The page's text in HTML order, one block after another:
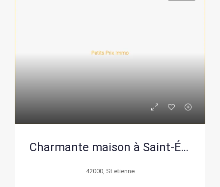
Charmante maison à Saint-Étienne avec vue panoramique, rénovée en 2025, 4 chambres, jardin, garage, à vendre pour 240 000 €
42000, St etienne